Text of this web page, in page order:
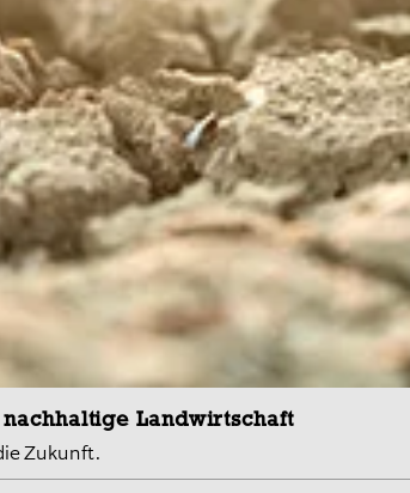
Landwirtschaft
Zukunft.